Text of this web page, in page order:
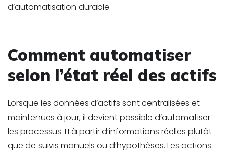
d’automatisation durable.
Comment automatiser
selon l’état réel des actifs
Lorsque les données d’actifs sont centralisées et
maintenues à jour, il devient possible d’automatiser
les processus TI à partir d’informations réelles plutôt
que de suivis manuels ou d’hypothèses. Les actions